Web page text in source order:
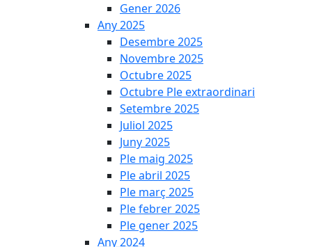
Gener 2026
Any 2025
Desembre 2025
Novembre 2025
Octubre 2025
Octubre Ple extraordinari
Setembre 2025
Juliol 2025
Juny 2025
Ple maig 2025
Ple abril 2025
Ple març 2025
Ple febrer 2025
Ple gener 2025
Any 2024